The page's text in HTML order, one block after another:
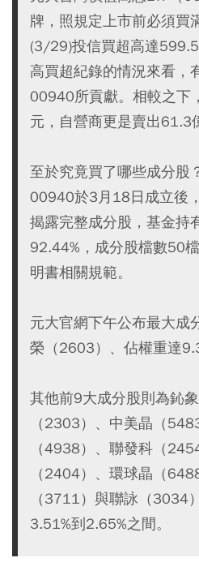
牌，照規定上市前必須買
(3/29)投信買超高達
高買超紀錄的情況來看，
00940所貢獻。相較之下
元，自營商更是賣出61.3
至於究竟買了哪些成分股
00940於3月18日成立後
揭露完整成分股，基金持
92.44%，成分股檔數50
明書相關規範。
元大官網下午公布最大成
榮（2603）、佔權重達
其他前9大成分股則為鈊
（2303）、中美晶（
（4938）、聯發科（
（2404）、環球晶（
（3711）與聯詠（3034
3.51%到2.65%之間。